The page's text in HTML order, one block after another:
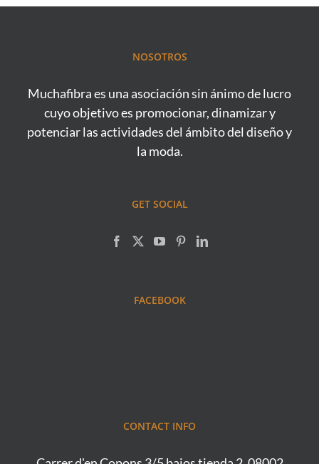
NOSOTROS
Muchafibra es una asociación sin ánimo de lucro
cuyo objetivo es promocionar, dinamizar y
potenciar las actividades del ámbito del diseño y
la moda.
GET SOCIAL
FACEBOOK
CONTACT INFO